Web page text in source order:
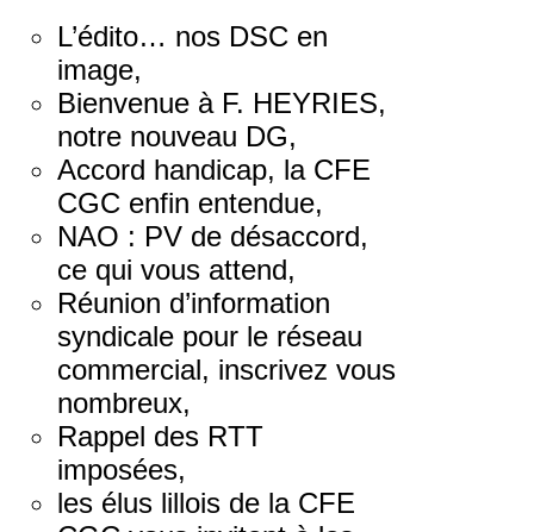
L’édito… nos DSC en
image,
Bienvenue à F. HEYRIES,
notre nouveau DG,
Accord handicap, la CFE
CGC enfin entendue,
NAO : PV de désaccord,
ce qui vous attend,
Réunion d’information
syndicale pour le réseau
commercial, inscrivez vous
nombreux,
Rappel des RTT
imposées,
les élus lillois de la CFE